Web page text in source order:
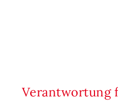
Verantwortung